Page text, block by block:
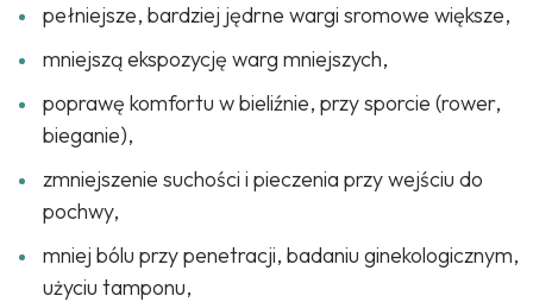
pełniejsze, bardziej jędrne wargi sromowe większe,
mniejszą ekspozycję warg mniejszych,
poprawę komfortu w bieliźnie, przy sporcie (rower,
bieganie),
zmniejszenie suchości i pieczenia przy wejściu do
pochwy,
mniej bólu przy penetracji, badaniu ginekologicznym,
użyciu tamponu,